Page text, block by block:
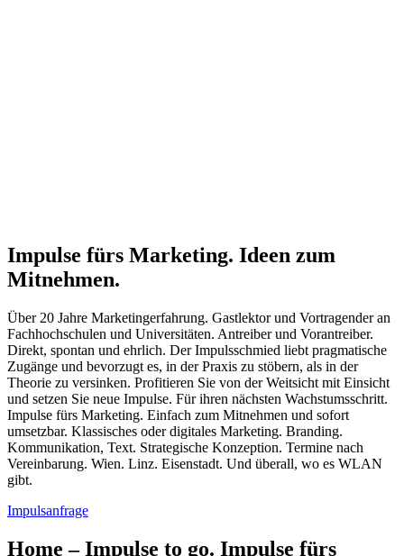
Impulse fürs Marketing. Ideen zum
Mitnehmen.
Über 20 Jahre Marketingerfahrung. Gastlektor und Vortragender an
Fachhochschulen und Universitäten. Antreiber und Vorantreiber.
Direkt, spontan und ehrlich. Der Impulsschmied liebt pragmatische
Zugänge und bevorzugt es, in der Praxis zu stöbern, als in der
Theorie zu versinken. Profitieren Sie von der Weitsicht mit Einsicht
und setzen Sie neue Impulse. Für ihren nächsten Wachstumsschritt.
Impulse fürs Marketing. Einfach zum Mitnehmen und sofort
umsetzbar. Klassisches oder digitales Marketing. Branding.
Kommunikation, Text. Strategische Konzeption. Termine nach
Vereinbarung. Wien. Linz. Eisenstadt. Und überall, wo es WLAN
gibt.
Impulsanfrage
Home – Impulse to go. Impulse fürs